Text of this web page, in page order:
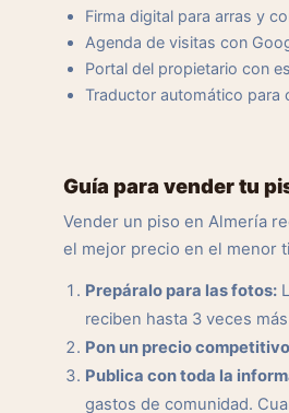
Firma digital para arras y
Agenda de visitas con
Portal del propietario con
Traductor automático para
Guía para vender tu
Vender un piso en Almería
el mejor precio en el menor
Prepáralo para las fotos:
reciben hasta 3 veces
Pon un precio
Publica con toda la
gastos de comunidad.